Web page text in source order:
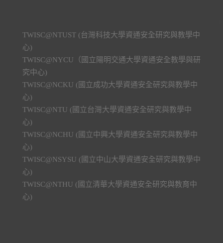
TWISC@NTUST (台灣科技大學資通安全研究與教學中
心)
TWISC@NYCU（國立陽明交通大學資通安全教學與研
究中心)
TWISC@NCKU (國立成功大學資通安全研究與教學中
心)
TWISC@NTU (國立台灣大學資通安全研究與教學中
心)
TWISC@NCHU (國立中興大學資通安全研究與教學中
心)
TWISC@NSYSU (國立中山大學資通安全研究與教學中
心)
TWISC@NTHU (國立清華大學資通安全研究與教育中
心)